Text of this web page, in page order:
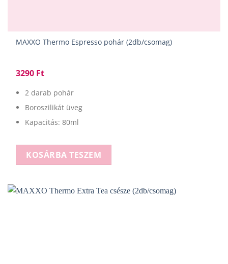
MAXXO Thermo Espresso pohár (2db/csomag)
3290 Ft
2 darab pohár
Boroszilikát üveg
Kapacitás: 80ml
KOSÁRBA TESZEM